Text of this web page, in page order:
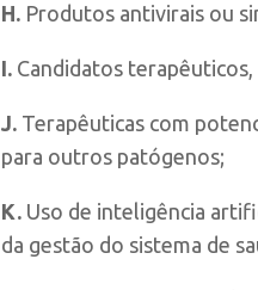
H. Produtos antivirais ou
I. Candidatos
J. Terapêuticas com
para outros patógenos;
K. Uso de inteligência
da gestão do sistema de